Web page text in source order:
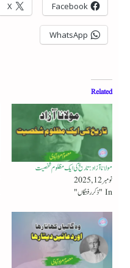
Facebook
X
WhatsApp
Related
مولانا آزاد : تاریخ کی ایک مظلوم شخصیت
نومبر 12, 2025
In "ذکر رفتگاں"